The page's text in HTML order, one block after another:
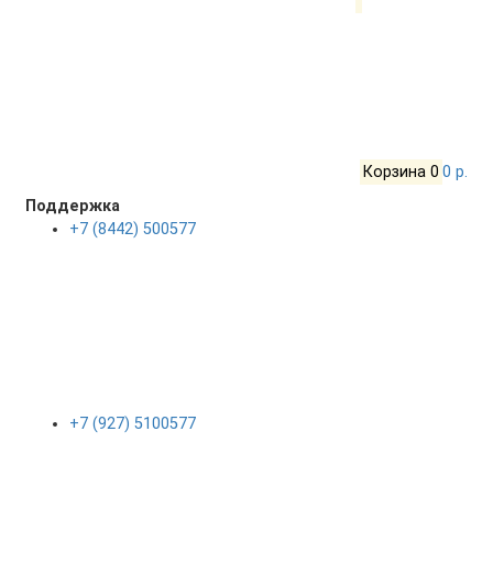
Корзина 0 0 р.
Поддержка
+7 (8442) 500577
+7 (927) 5100577